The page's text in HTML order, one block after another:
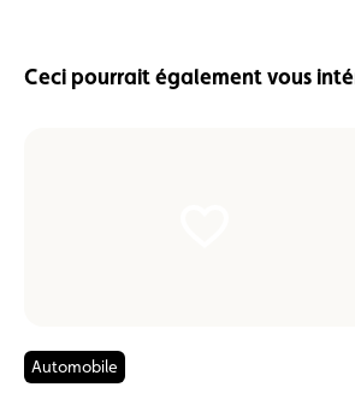
Ceci pourrait également vous
Automobile